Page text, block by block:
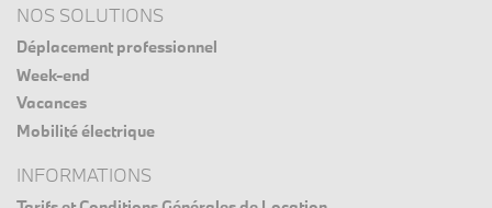
NOS SOLUTIONS
Déplacement professionnel
Week-end
Vacances
Mobilité électrique
INFORMATIONS